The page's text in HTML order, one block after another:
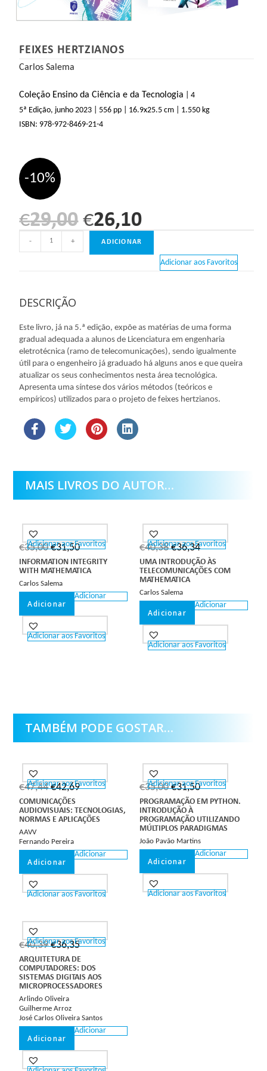
FEIXES HERTZIANOS
Carlos Salema
Coleção Ensino da Ciência e da Tecnologia | 4
5ª Edição, junho 2023 | 556 pp | 16.9x25.5 cm | 1.550 kg
ISBN: 978-972-8469-21-4
-10%
€29,00 €26,10
- + ADICIONAR
Adicionar aos Favoritos
DESCRIÇÃO
Este livro, já na 5.ª edição, expõe as matérias de uma forma
gradual adequada a alunos de Licenciatura em engenharia
eletrotécnica (ramo de telecomunicações), sendo igualmente
útil para o engenheiro já graduado há alguns anos e que queira
atualizar os seus conhecimentos nesta área tecnológica.
Apresenta uma síntese dos vários métodos (teóricos e
empíricos) utilizados para o projeto de feixes hertzianos.
MAIS LIVROS DO AUTOR…
Adicionar aos Favoritos
€35,00 €31,50
INFORMATION INTEGRITY
WITH MATHEMATICA
Carlos Salema
Adicionar
Adicionar
Adicionar aos Favoritos
Adicionar aos Favoritos
€40,38 €36,34
UMA INTRODUÇÃO ÀS
TELECOMUNICAÇÕES COM
MATHEMATICA
Carlos Salema
Adicionar
Adicionar
Adicionar aos Favoritos
TAMBÉM PODE GOSTAR…
Adicionar aos Favoritos
€47,44 €42,69
COMUNICAÇÕES
AUDIOVISUAIS: TECNOLOGIAS,
NORMAS E APLICAÇÕES
AAVV
Fernando Pereira
Adicionar
Adicionar
Adicionar aos Favoritos
Adicionar aos Favoritos
€35,00 €31,50
PROGRAMAÇÃO EM PYTHON.
INTRODUÇÃO À
PROGRAMAÇÃO UTILIZANDO
MÚLTIPLOS PARADIGMAS
João Pavão Martins
Adicionar
Adicionar
Adicionar aos Favoritos
Adicionar aos Favoritos
€40,39 €36,35
ARQUITETURA DE
COMPUTADORES: DOS
SISTEMAS DIGITAIS AOS
MICROPROCESSADORES
Arlindo Oliveira
Guilherme Arroz
José Carlos Oliveira Santos
Adicionar
Adicionar